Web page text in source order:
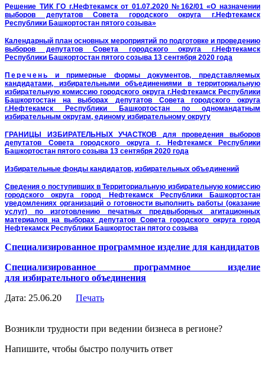
Решение ТИК ГО г.Нефтекамск от 01.07.2020 №162/01 «О назначении
выборов депутатов Совета городского округа г.Нефтекамск
Республики Башкортостан пятого созыва»
Календарный план основных мероприятий по подготовке и проведению
выборов депутатов Совета городского округа г.Нефтекамск
Республики Башкортостан пятого созыва 13 сентября 2020 года
Перечень и примерные формы документов, представляемых
кандидатами, избирательными объединениями в территориальную
избирательную комиссию городского округа г.Нефтекамск Республики
Башкортостан на выборах депутатов Совета городского округа
г.Нефтекамск Республики Башкортостан по одномандатным
избирательным округам, единому избирательному округу
ГРАНИЦЫ ИЗБИРАТЕЛЬНЫХ УЧАСТКОВ для проведения выборов
депутатов Совета городского округа г. Нефтекамск Республики
Башкортостан пятого созыва 13 сентября 2020 года
Избирательные фонды кандидатов, избирательных объединений
Сведения о поступивших в Территориальную избирательную комиссию
городского округа город Нефтекамск Республики Башкортостан
уведомлениях организаций о готовности выполнить работы (оказание
услуг) по изготовлению печатных предвыборных агитационных
материалов на выборах депутатов Совета городского округа город
Нефтекамск Республики Башкортостан пятого созыва
Специализированное программное изделие для кандидатов
Специализированное программное изделие
для избирательного объединения
Дата: 25.06.20 Печать
Возникли трудности при ведении бизнеса в регионе?
Напишите, чтобы быстро получить ответ